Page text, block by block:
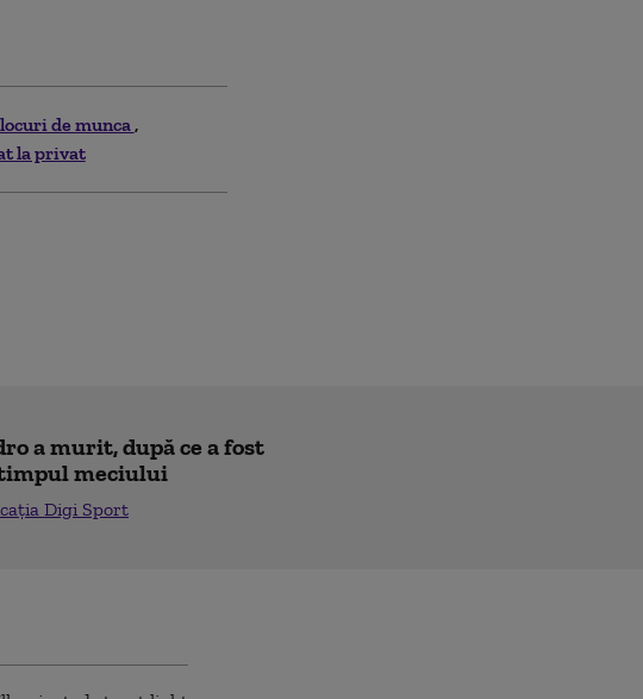
locuri de munca
la privat
a murit, după ce a fost
meciului
Digi Sport